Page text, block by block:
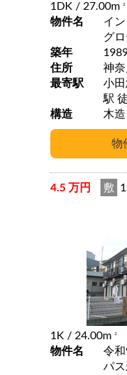
1DK / 27.00m 2
物件名
イ
グ
築年
住所
神
最寄駅
小
構造
木造
4.5 万円 敷
1K / 24.00m 2
物件名
令
パ